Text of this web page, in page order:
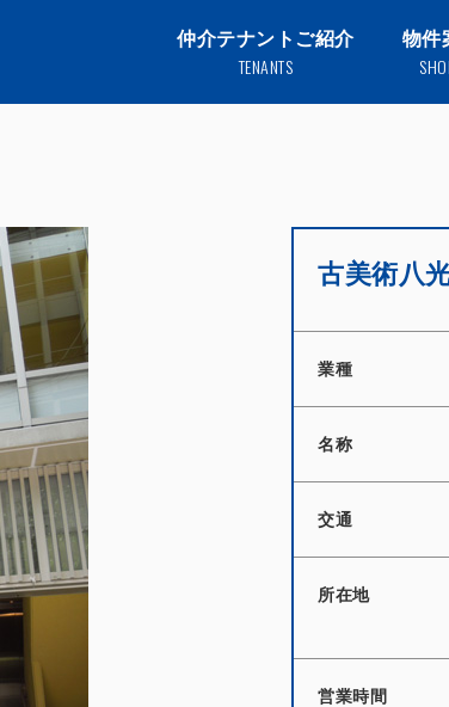
仲介テナントご紹介
TENANTS
物件
古美術
業種
名称
交通
所在地
営業時間